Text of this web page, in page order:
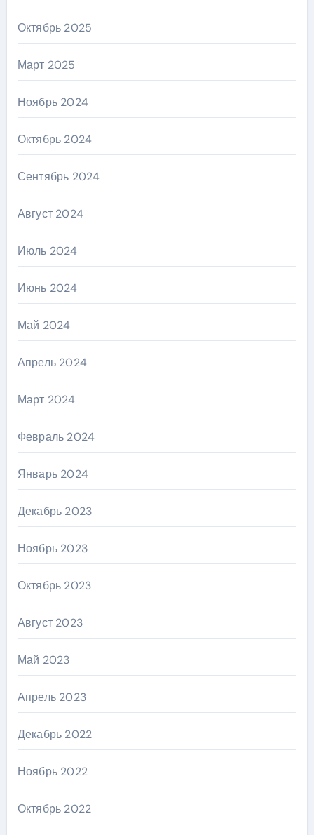
Октябрь 2025
Март 2025
Ноябрь 2024
Октябрь 2024
Сентябрь 2024
Август 2024
Июль 2024
Июнь 2024
Май 2024
Апрель 2024
Март 2024
Февраль 2024
Январь 2024
Декабрь 2023
Ноябрь 2023
Октябрь 2023
Август 2023
Май 2023
Апрель 2023
Декабрь 2022
Ноябрь 2022
Октябрь 2022